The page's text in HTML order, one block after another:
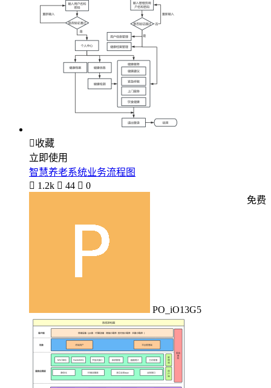
收藏
立即使用
智慧养老系统业务流程图
 1.2k  44  0
PO_iO13G5
免费